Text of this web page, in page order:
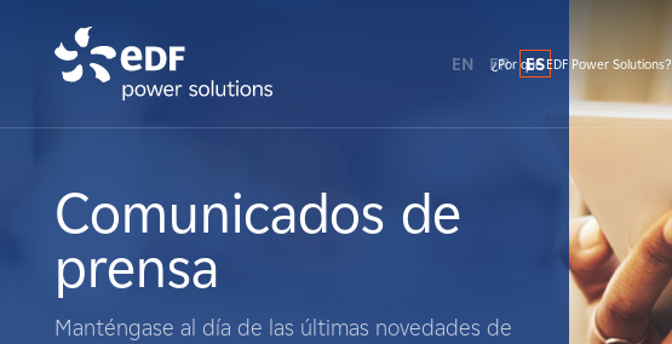
Qué hacemos
Terratenientes
EN FR ES
¿Por qué EDF Power Solutions?
Comunicados de
prensa
Manténgase al día de las últimas novedades de